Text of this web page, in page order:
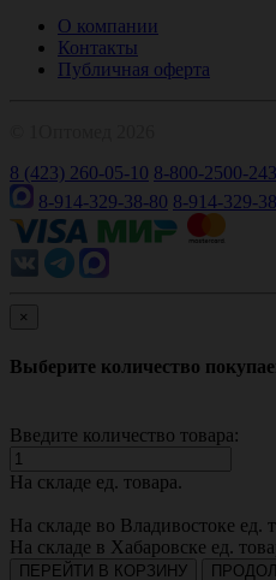
О компании
Контакты
Публичная оферта
8 (423) 260-05-10 8-800-2500-243
8-914-329-38-80 8-914-329-
×
Выберите количество
Введите количество товара:
На складе ед. товара.
На складе во Владивостоке ед.
На складе в Хабаровске ед.
ПЕРЕЙТИ В КОРЗИНУ